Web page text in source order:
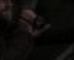
Montagen
Klemmadapter
Sonstiges